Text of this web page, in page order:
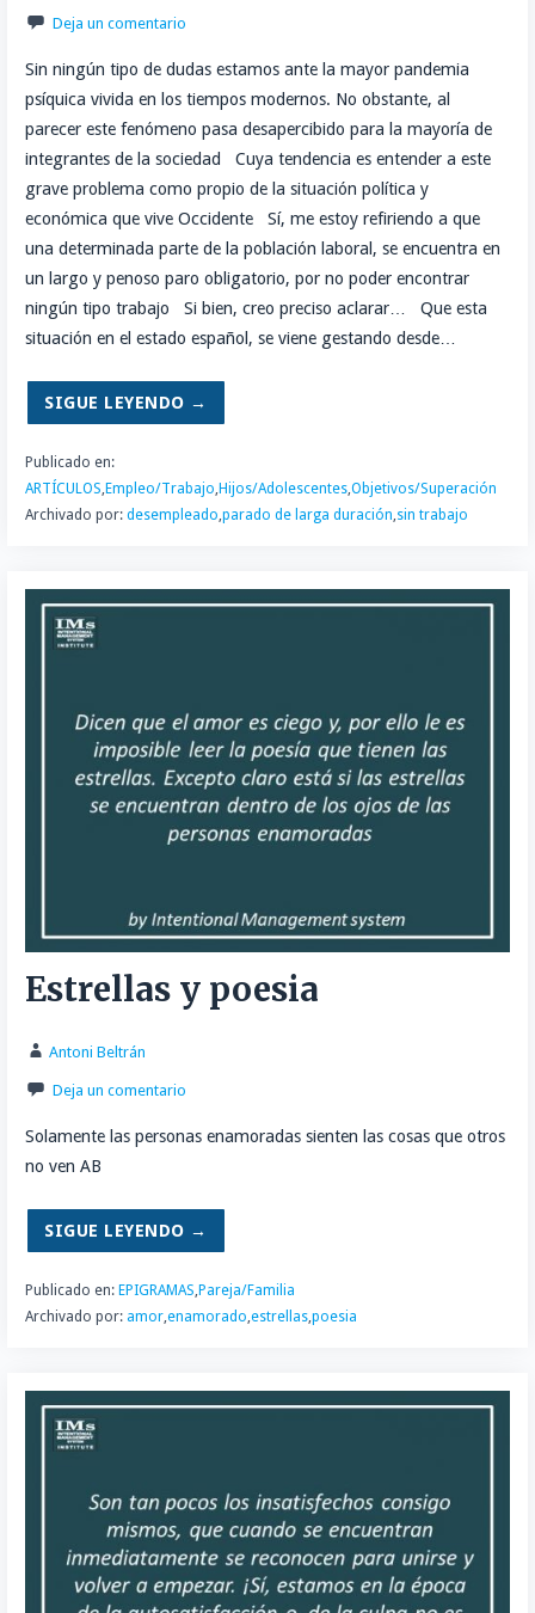
Deja un comentario
Sin ningún tipo de dudas estamos ante la mayor pandemia
psíquica vivida en los tiempos modernos. No obstante, al
parecer este fenómeno pasa desapercibido para la mayoría de
integrantes de la sociedad Cuya tendencia es entender a este
grave problema como propio de la situación política y
económica que vive Occidente Sí, me estoy refiriendo a que
una determinada parte de la población laboral, se encuentra en
un largo y penoso paro obligatorio, por no poder encontrar
ningún tipo trabajo Si bien, creo preciso aclarar… Que esta
situación en el estado español, se viene gestando desde…
SIGUE LEYENDO →
Publicado en:
ARTÍCULOS,Empleo/Trabajo,Hijos/Adolescentes,Objetivos/Superación
Archivado por: desempleado,parado de larga duración,sin trabajo
Estrellas y poesia
Antoni Beltrán
Deja un comentario
Solamente las personas enamoradas sienten las cosas que otros
no ven AB
SIGUE LEYENDO →
Publicado en: EPIGRAMAS,Pareja/Familia
Archivado por: amor,enamorado,estrellas,poesia